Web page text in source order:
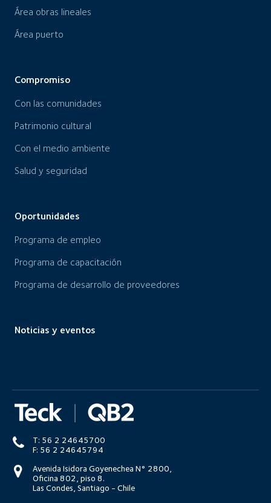
Área obras lineales
Área puerto
Compromiso
Con las comunidades
Patrimonio cultural
Con el medio ambiente
Salud y seguridad
Oportunidades
Programa de empleo
Programa de capacitación
Programa de desarrollo de proveedores
Noticias y eventos
T: 56 2 24645700
F: 56 2 24645794
Avenida Isidora Goyenechea N° 2800,
Oficina 802, piso 8.
Las Condes, Santiago - Chile